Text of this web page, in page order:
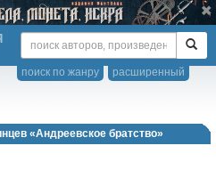
расширенный
поиск по жанру
«Андреевское братство»